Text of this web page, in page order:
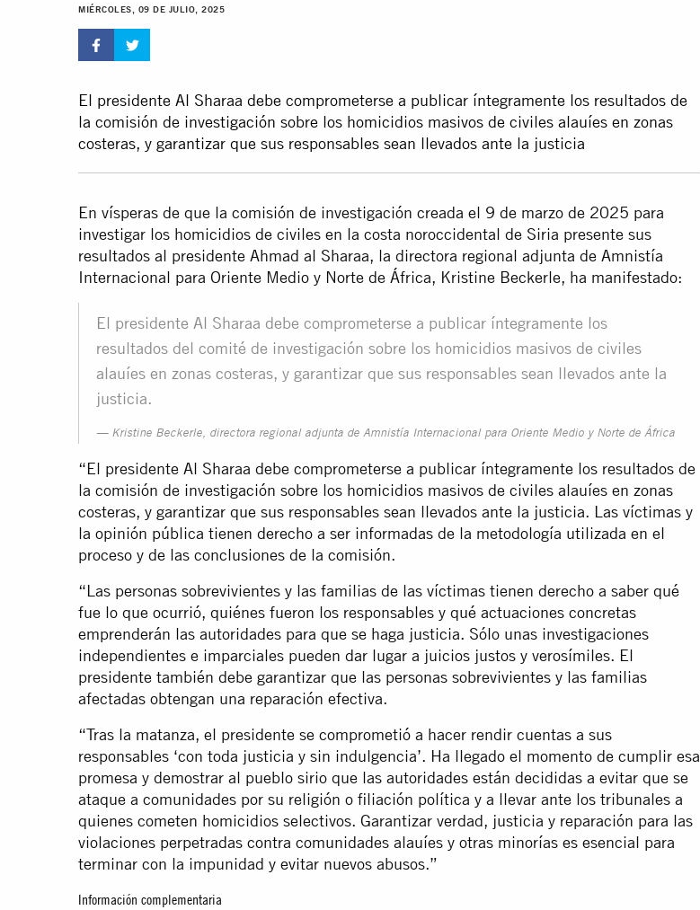
MIÉRCOLES, 09 DE JULIO, 2025
El presidente Al Sharaa debe comprometerse a publicar íntegramente los resultados de
la comisión de investigación sobre los homicidios masivos de civiles alauíes en zonas
costeras, y garantizar que sus responsables sean llevados ante la justicia
En vísperas de que la comisión de investigación creada el 9 de marzo de 2025 para
investigar los homicidios de civiles en la costa noroccidental de Siria presente sus
resultados al presidente Ahmad al Sharaa, la directora regional adjunta de Amnistía
Internacional para Oriente Medio y Norte de África, Kristine Beckerle, ha manifestado:
El presidente Al Sharaa debe comprometerse a publicar íntegramente los
resultados del comité de investigación sobre los homicidios masivos de civiles
alauíes en zonas costeras, y garantizar que sus responsables sean llevados ante la
justicia.
Kristine Beckerle, directora regional adjunta de Amnistía Internacional para Oriente Medio y Norte de África
“El presidente Al Sharaa debe comprometerse a publicar íntegramente los resultados de
la comisión de investigación sobre los homicidios masivos de civiles alauíes en zonas
costeras, y garantizar que sus responsables sean llevados ante la justicia. Las víctimas y
la opinión pública tienen derecho a ser informadas de la metodología utilizada en el
proceso y de las conclusiones de la comisión.
“Las personas sobrevivientes y las familias de las víctimas tienen derecho a saber qué
fue lo que ocurrió, quiénes fueron los responsables y qué actuaciones concretas
emprenderán las autoridades para que se haga justicia. Sólo unas investigaciones
independientes e imparciales pueden dar lugar a juicios justos y verosímiles. El
presidente también debe garantizar que las personas sobrevivientes y las familias
afectadas obtengan una reparación efectiva.
“Tras la matanza, el presidente se comprometió a hacer rendir cuentas a sus
responsables ‘con toda justicia y sin indulgencia’. Ha llegado el momento de cumplir esa
promesa y demostrar al pueblo sirio que las autoridades están decididas a evitar que se
ataque a comunidades por su religión o filiación política y a llevar ante los tribunales a
quienes cometen homicidios selectivos. Garantizar verdad, justicia y reparación para las
violaciones perpetradas contra comunidades alauíes y otras minorías es esencial para
terminar con la impunidad y evitar nuevos abusos.”
Información complementaria